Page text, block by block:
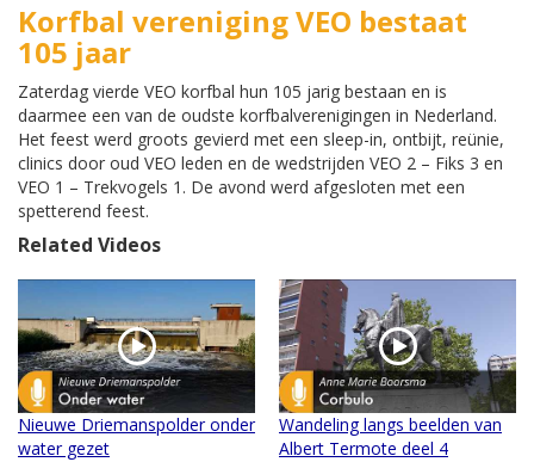
Korfbal vereniging VEO bestaat
105 jaar
Zaterdag vierde VEO korfbal hun 105 jarig bestaan en is
daarmee een van de oudste korfbalverenigingen in Nederland.
Het feest werd groots gevierd met een sleep-in, ontbijt, reünie,
clinics door oud VEO leden en de wedstrijden VEO 2 – Fiks 3 en
VEO 1 – Trekvogels 1. De avond werd afgesloten met een
spetterend feest.
Related Videos
Nieuwe Driemanspolder onder
water gezet
Wandeling langs beelden van
Albert Termote deel 4